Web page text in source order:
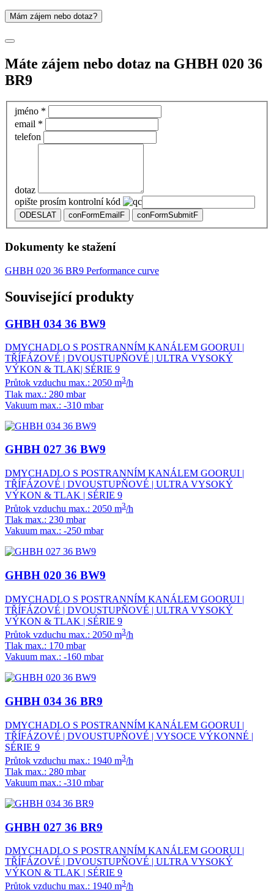
Mám zájem nebo dotaz?
Máte zájem nebo dotaz na GHBH 020 36
BR9
jméno *
email *
telefon
dotaz
opište prosím kontrolní kód
ODESLAT conFormEmailF conFormSubmitF
Dokumenty ke stažení
GHBH 020 36 BR9 Performance curve
Související produkty
GHBH 034 36 BW9
DMYCHADLO S POSTRANNÍM KANÁLEM GOORUI |
TŘÍFÁZOVÉ | DVOUSTUPŇOVÉ | ULTRA VYSOKÝ
VÝKON & TLAK| SÉRIE 9
Průtok vzduchu max.: 2050 m3/h
Tlak max.: 280 mbar
Vakuum max.: -310 mbar
GHBH 027 36 BW9
DMYCHADLO S POSTRANNÍM KANÁLEM GOORUI |
TŘÍFÁZOVÉ | DVOUSTUPŇOVÉ | ULTRA VYSOKÝ
VÝKON & TLAK | SÉRIE 9
Průtok vzduchu max.: 2050 m3/h
Tlak max.: 230 mbar
Vakuum max.: -250 mbar
GHBH 020 36 BW9
DMYCHADLO S POSTRANNÍM KANÁLEM GOORUI |
TŘÍFÁZOVÉ | DVOUSTUPŇOVÉ | ULTRA VYSOKÝ
VÝKON & TLAK | SÉRIE 9
Průtok vzduchu max.: 2050 m3/h
Tlak max.: 170 mbar
Vakuum max.: -160 mbar
GHBH 034 36 BR9
DMYCHADLO S POSTRANNÍM KANÁLEM GOORUI |
TŘÍFÁZOVÉ | DVOUSTUPŇOVÉ | VYSOCE VÝKONNÉ |
SÉRIE 9
Průtok vzduchu max.: 1940 m3/h
Tlak max.: 280 mbar
Vakuum max.: -310 mbar
GHBH 027 36 BR9
DMYCHADLO S POSTRANNÍM KANÁLEM GOORUI |
TŘÍFÁZOVÉ | DVOUSTUPŇOVÉ | ULTRA VYSOKÝ
VÝKON & TLAK | SÉRIE 9
Průtok vzduchu max.: 1940 m3/h